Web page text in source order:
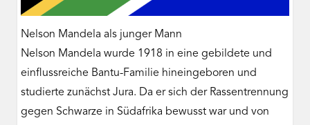
Nelson Mandela als junger Mann
Nelson Mandela wurde 1918 in eine gebildete und
einflussreiche Bantu-Familie hineingeboren und
studierte zunächst Jura. Da er sich der Rassentrennung
gegen Schwarze in Südafrika bewusst war und von